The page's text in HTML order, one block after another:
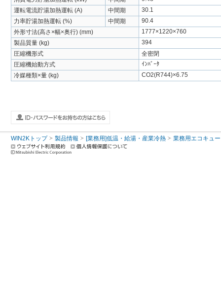
運転電流貯湯加熱運転 (A)
中間期
30.1
力率貯湯加熱運転 (%)
中間期
90.4
外形寸法(高さ×幅×奥行) (mm)
1777×1220×760
製品質量 (kg)
394
圧縮機形式
全密閉
圧縮機始動方式
ｲﾝﾊﾞｰﾀ
冷媒種類×量 (kg)
CO2(R744)×6.75
WIN2Kトップ 製品情報 [業務用]低温・給湯・産業冷熱 業務用エコキュ